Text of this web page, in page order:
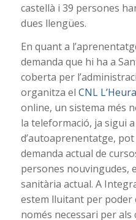
castellà i 39 persones
dues llengües.
En quant a
demanda que hi ha a
coberta per
organitza el CNL L’Heura
online, un sistema més
la teleformació, ja sigui
d’autoaprenentatge,
demanda actual de
persones nouvingudes,
sanitària actual. A
estem lluitant per poder
només necessari per als